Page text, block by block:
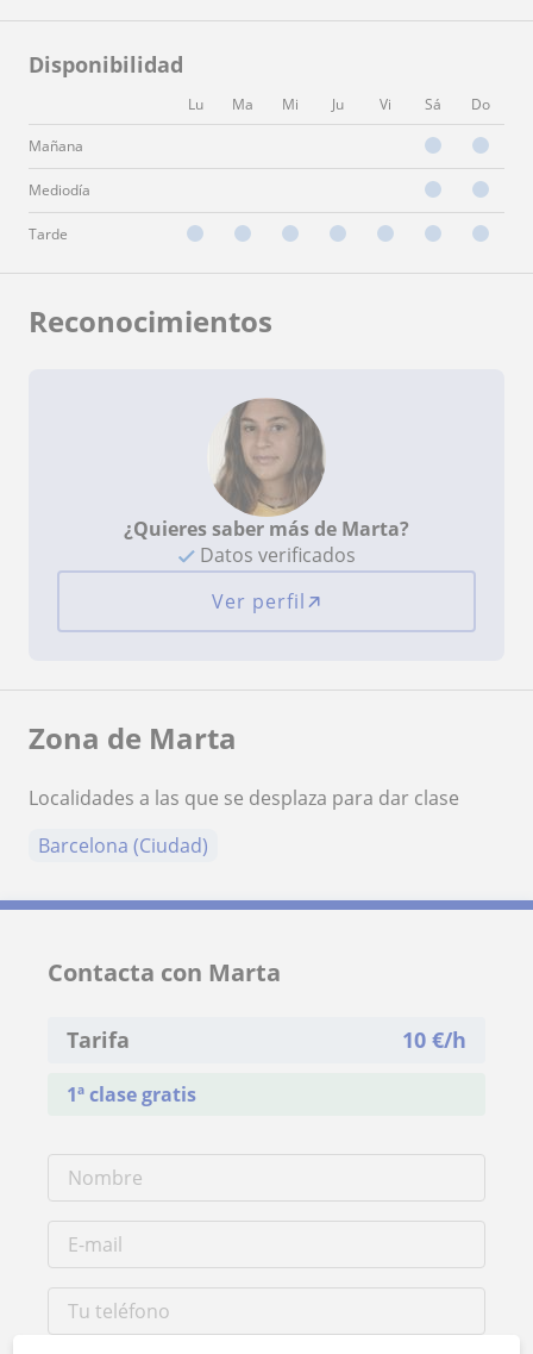
Disponibilidad
Lu Ma Mi Ju Vi Sá Do
Mañana
Mediodía
Tarde
Reconocimientos
¿Quieres saber más de Marta?
Datos verificados
Ver perfil
Zona de Marta
Localidades a las que se desplaza para dar clase
Barcelona (Ciudad)
Contacta con Marta
Tarifa 10 €/h
1ª clase gratis